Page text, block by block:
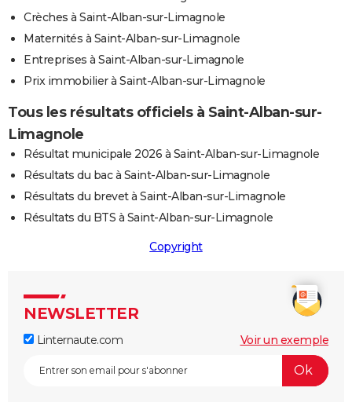
Crèches à Saint-Alban-sur-Limagnole
Maternités à Saint-Alban-sur-Limagnole
Entreprises à Saint-Alban-sur-Limagnole
Prix immobilier à Saint-Alban-sur-Limagnole
Tous les résultats officiels à Saint-Alban-sur-
Limagnole
Résultat municipale 2026 à Saint-Alban-sur-Limagnole
Résultats du bac à Saint-Alban-sur-Limagnole
Résultats du brevet à Saint-Alban-sur-Limagnole
Résultats du BTS à Saint-Alban-sur-Limagnole
Copyright
NEWSLETTER
Linternaute.com Voir un exemple